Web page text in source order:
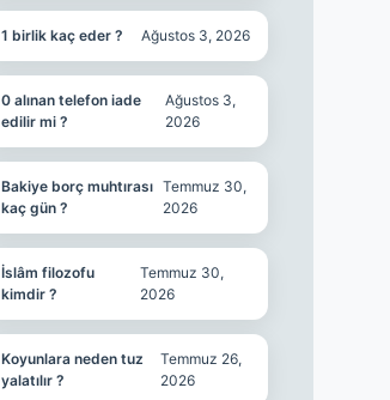
1 birlik kaç eder ? Ağustos 3, 2026
0 alınan telefon iade
edilir mi ?
Ağustos 3,
2026
Bakiye borç muhtırası
kaç gün ?
Temmuz 30,
2026
İslâm filozofu
kimdir ?
Temmuz 30,
2026
Koyunlara neden tuz
yalatılır ?
Temmuz 26,
2026